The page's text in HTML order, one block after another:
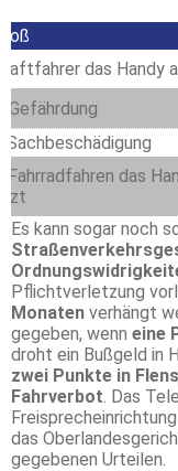
das Handy
Gefährdung
Sachbeschädigung
Fahrradfahren das
Es kann sogar noch
Pflichtverletzung
Monaten verhängt
gegeben, wenn eine
droht ein Bußgeld in
zwei Punkte in
Fahrverbot. Das
das
gegebenen Urteilen.